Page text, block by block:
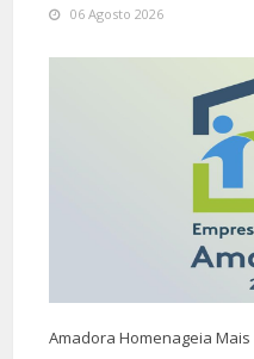
06 Agosto 2026
Amadora Homenageia